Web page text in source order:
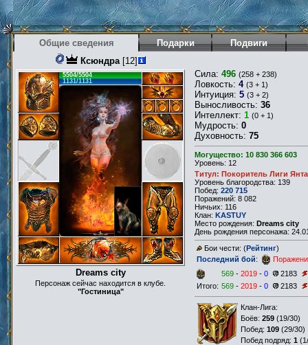
Общие сведения Подарки Подвиги
Ксюндра[12]
5504/5504
1131/1131
Dreams city
Персонаж сейчас находится в клубе.
"Гостиница"
Сила: 496 (258 + 238)
Ловкость: 4 (3 + 1)
Интуиция: 5 (3 + 2)
Выносливость: 36
Интеллект: 1 (0 + 1)
Мудрость: 0
Духовность: 75
Могущество: 10 830 366 603
Уровень: 12
Титул: Покоритель Лиги
Уровень благородства: 139
Побед: 220 715
Поражений: 8 082
Ничьих: 116
Клан: KASTUY
Место рождения: Dreams city
День рождения персонажа:
Бои чести: (Рейтинг)
Последний бой:
569 - 2019 - 0
2183
Итого: 569 - 2019 - 0 2183
Клан-Лига:
Боёв: 259 (19/30)
Побед: 109 (29/30)
Побед подряд: 1 (